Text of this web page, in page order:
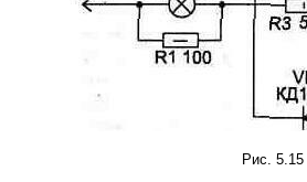
Рис. 5.15